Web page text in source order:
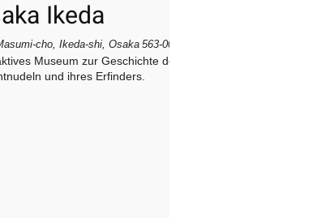
Ikeda
Ikeda‑shi, Osaka 563‑0041, Japan
Museum zur Geschichte der
und ihres Erfinders.